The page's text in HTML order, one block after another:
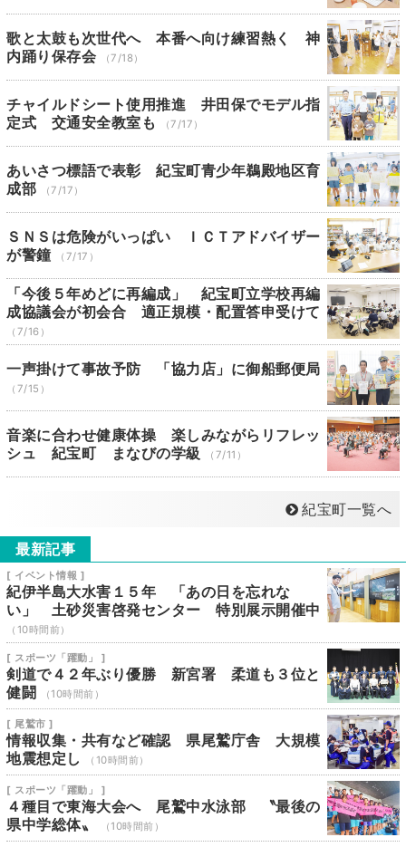
歌と太鼓も次世代へ 本番へ向け練習熱く 神
内踊り保存会
（7/18）
チャイルドシート使用推進 井田保でモデル指
定式 交通安全教室も
（7/17）
あいさつ標語で表彰 紀宝町青少年鵜殿地区育
成部
（7/17）
ＳＮＳは危険がいっぱい ＩＣＴアドバイザー
が警鐘
（7/17）
「今後５年めどに再編成」 紀宝町立学校再編
成協議会が初会合 適正規模・配置答申受けて
（7/16）
一声掛けて事故予防 「協力店」に御船郵便局
（7/15）
音楽に合わせ健康体操 楽しみながらリフレッ
シュ 紀宝町 まなびの学級
（7/11）
紀宝町一覧へ
最新記事
[ イベント情報 ]
紀伊半島大水害１５年 「あの日を忘れな
い」 土砂災害啓発センター 特別展示開催中
（10時間前）
[ スポーツ「躍動」 ]
剣道で４２年ぶり優勝 新宮署 柔道も３位と
健闘
（10時間前）
[ 尾鷲市 ]
情報収集・共有など確認 県尾鷲庁舎 大規模
地震想定し
（10時間前）
[ スポーツ「躍動」 ]
４種目で東海大会へ 尾鷲中水泳部 〝最後の
県中学総体〟
（10時間前）